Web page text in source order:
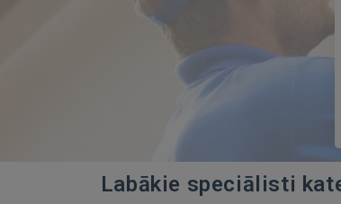
Labākie speciālisti